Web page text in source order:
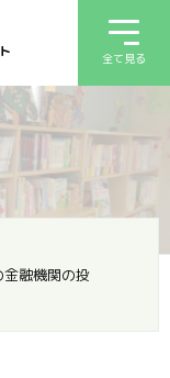
全て見る
融機関の投